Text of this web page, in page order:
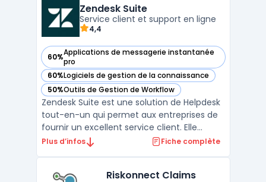
en ligne et d'intégration avec d'autres
outils, Jotform est la solution idéale po ...
Zendesk Suite
Service client et support en ligne
4,4
60%Applications de messagerie instantanée
pro
— voir Zendesk Suite dans cette catégorie
60%Logiciels de gestion de la connaissance
— voir Zendesk Suite dans cette catégorie
50%Outils de Gestion de Workflow
— voir Zendesk Suite dans cette catégorie
Zendesk Suite est une solution de Helpdesk
tout-en-un qui permet aux entreprises de
fournir un excellent service client. Elle
comprend un logiciel de support client, de
peuvent personnaliser la suite selon leurs
Plus d’infos Fiche complète
Riskonnect Claims